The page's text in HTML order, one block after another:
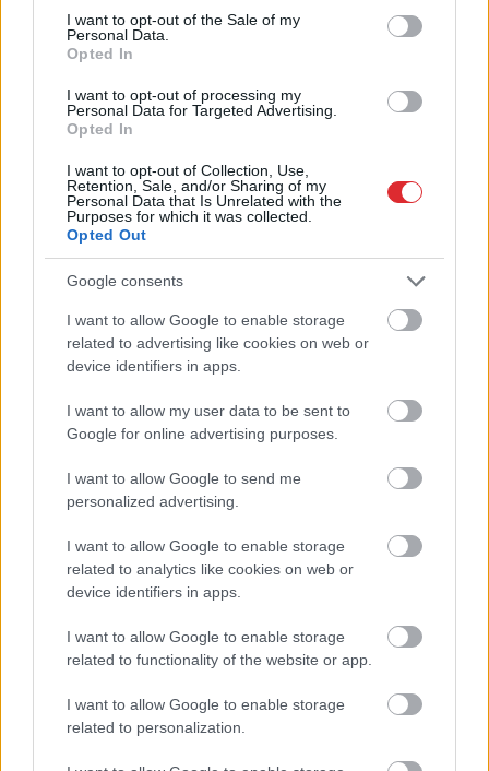
consent section.
I want to opt-out of the Sale of my
Personal Data.
Opted In
I want to opt-out of processing my
Personal Data for Targeted Advertising.
Opted In
I want to opt-out of Collection, Use,
Retention, Sale, and/or Sharing of my
Personal Data that Is Unrelated with the
Purposes for which it was collected.
Opted Out
Google consents
I want to allow Google to enable storage
related to advertising like cookies on web or
device identifiers in apps.
I want to allow my user data to be sent to
Google for online advertising purposes.
I want to allow Google to send me
personalized advertising.
I want to allow Google to enable storage
related to analytics like cookies on web or
device identifiers in apps.
I want to allow Google to enable storage
related to functionality of the website or app.
I want to allow Google to enable storage
related to personalization.
patiesībā ir bīstams
somās
Valainisaprēķinājis, cik
“airBaltic” jau izmaksājis
katram Latvijas
iedzīvotājam
par Latvijas dabu?
Atpazīsti kokus, augus
izceļ 3
zodiaka zīmes, kurām ir
kontroli pār citiem
Atcelt Ziņot